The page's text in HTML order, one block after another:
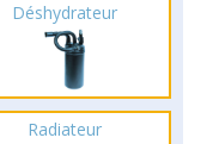
Déshydrateur
Radiateur